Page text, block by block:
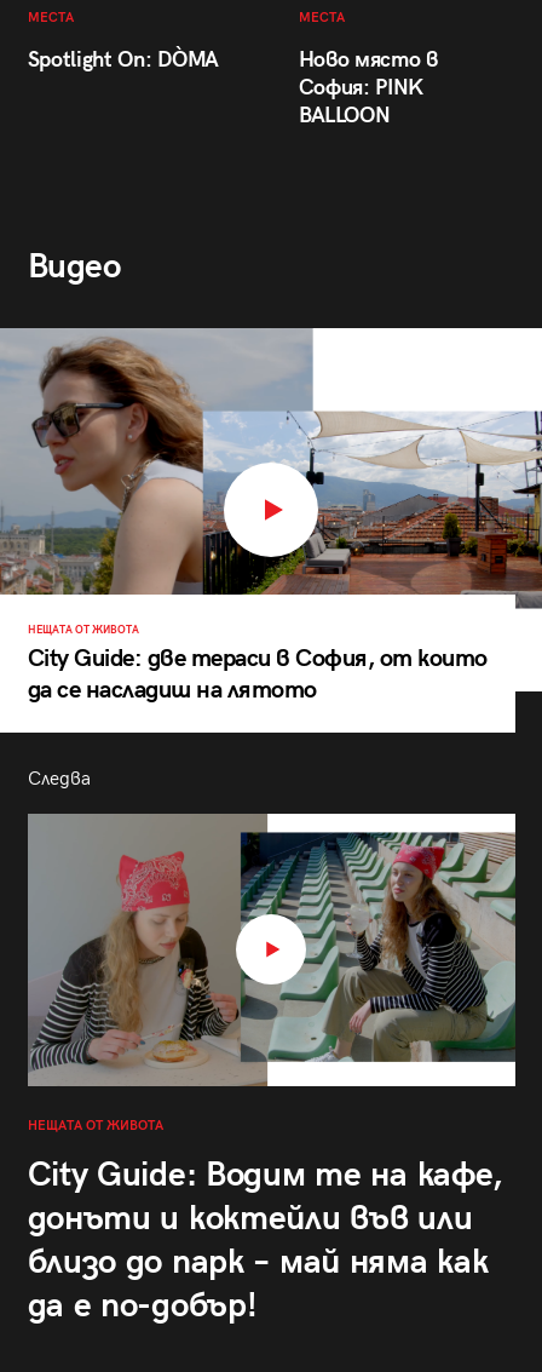
МЕСТА
Spotlight On: DÒMA
МЕСТА
Ново място в
София: PINK
BALLOON
Видео
НЕЩАТА ОТ ЖИВОТА
City Guide: две тераси в София, от които
да се насладиш на лятото
Следва
НЕЩАТА ОТ ЖИВОТА
City Guide: Водим те на кафе,
донъти и коктейли във или
близо до парк – май няма как
да е по-добър!